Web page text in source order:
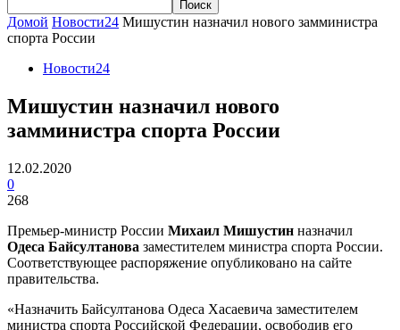
Домой Новости24 Мишустин назначил нового замминистра
спорта России
Новости24
Мишустин назначил нового
замминистра спорта России
12.02.2020
0
268
Премьер-министр России Михаил Мишустин назначил
Одеса Байсултанова заместителем министра спорта России.
Соответствующее распоряжение опубликовано на сайте
правительства.
«Назначить Байсултанова Одеса Хасаевича заместителем
министра спорта Российской Федерации, освободив его